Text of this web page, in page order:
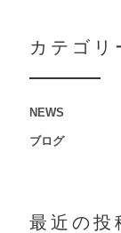
カテゴリ
NEWS
ブログ
最近の投